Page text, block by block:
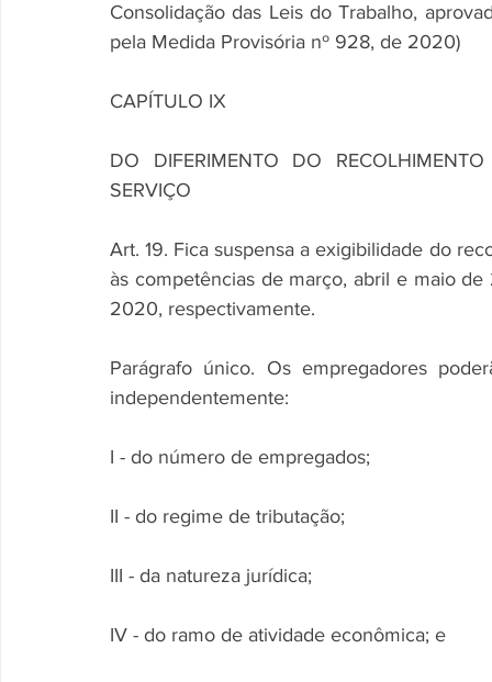
Consolidação das Leis do Trabalho,
pela Medida Provisória nº 928, de 2020)
CAPÍTULO IX
DO DIFERIMENTO DO
SERVIÇO
Art. 19. Fica suspensa a exigibilidade do
às competências de março, abril e maio
2020, respectivamente.
Parágrafo único. Os empregadores
independentemente:
I - do número de empregados;
II - do regime de tributação;
III - da natureza jurídica;
IV - do ramo de atividade econômica; e